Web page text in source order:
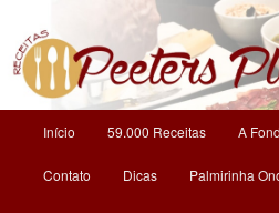
Receitas | Peeters
O Mundo da Culinária
principal
Pular
para
Início 59.000 Receitas A
Contato Dicas Palmirinha